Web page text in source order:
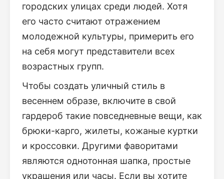
городских улицах среди людей. Хотя
его часто считают отражением
молодежной культуры, примерить его
на себя могут представители всех
возрастных групп.
Чтобы создать уличный стиль в
весеннем образе, включите в свой
гардероб такие повседневные вещи, как
брюки-карго, жилеты, кожаные куртки
и кроссовки. Другими фаворитами
являются однотонная шапка, простые
украшения или часы. Если вы хотите